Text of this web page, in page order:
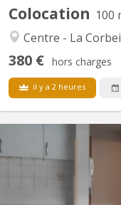
Colocation 100
Centre - La
380 € hors charges
il y a 2 heures
Appartement
chambres , une